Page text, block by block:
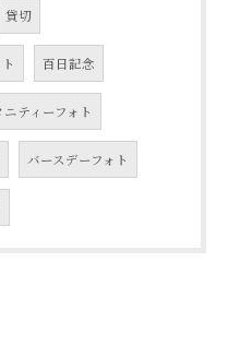
貸切
百日記念
ニティーフォト
バースデーフォト